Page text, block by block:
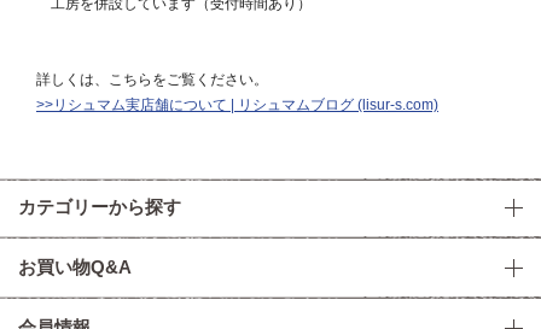
詳しくは、こちらをご覧ください。
>>リシュマム実店舗について | リシュマムブログ (lisur-s.com)
カテゴリーから探す
お買い物Q&A